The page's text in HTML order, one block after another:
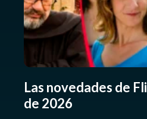
Las novedades de
de 2026